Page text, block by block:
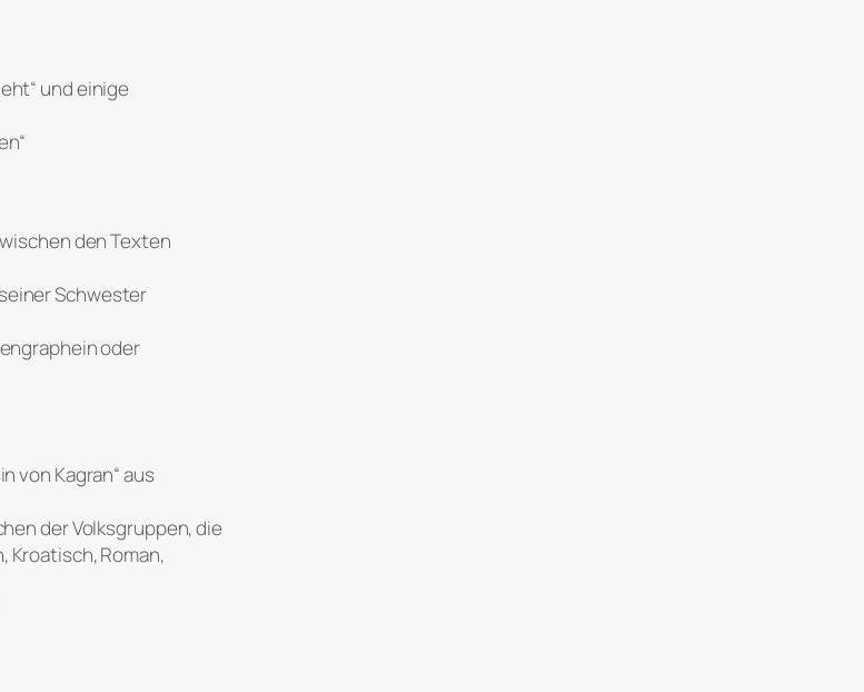
und einige
den Texten
Schwester
oder
von Kagran“ aus
der Volksgruppen, die
Roman,